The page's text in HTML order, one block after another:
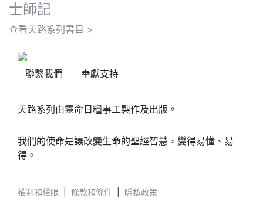
士師記
查看天路系列書目 >
聯繫我們 奉獻支持
天路系列由靈命日糧事工製作及出版。
我們的使命是讓改變生命的聖經智慧，變得易懂、易
得。
權利和權限 條款和條件 隱私政策